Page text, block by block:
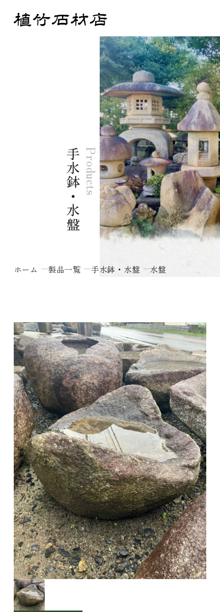
Products
手水鉢・水盤
ホーム 製品一覧 手水鉢・水盤 水盤